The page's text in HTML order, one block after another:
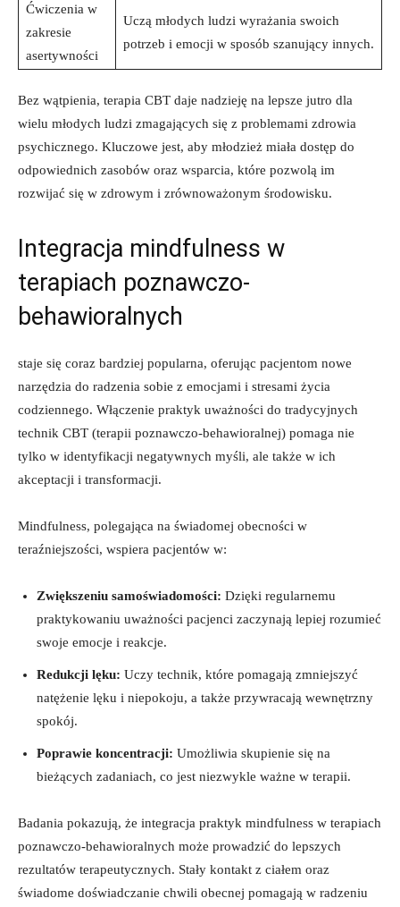
Ćwiczenia ‍w
zakresie
asertywności
Uczą młodych⁣ ludzi wyrażania swoich⁢
potrzeb i emocji w sposób‍ szanujący⁣ innych.
Bez ‍wątpienia, ‍terapia CBT daje nadzieję na lepsze​ jutro dla⁤
wielu młodych ludzi zmagających ​się z problemami zdrowia⁤
psychicznego. Kluczowe jest, ⁣aby młodzież miała ⁣dostęp do
odpowiednich zasobów oraz ⁣wsparcia, które pozwolą im
rozwijać się ⁢w zdrowym i⁤ zrównoważonym środowisku.
Integracja mindfulness w
⁣terapiach ​poznawczo-
behawioralnych
staje ‌się coraz bardziej⁤ popularna, oferując pacjentom nowe
narzędzia do radzenia sobie z emocjami i‌ stresami życia
codziennego. ‍Włączenie⁣ praktyk uważności​ do tradycyjnych
‍technik CBT ​(terapii poznawczo-behawioralnej) pomaga nie
⁣tylko w identyfikacji negatywnych⁣ myśli, ale także ‍w ich
akceptacji i transformacji.
Mindfulness, polegająca na świadomej obecności w
teraźniejszości, wspiera pacjentów w:
Zwiększeniu samoświadomości: Dzięki regularnemu
praktykowaniu‍ uważności pacjenci zaczynają lepiej rozumieć
swoje emocje i​ reakcje.
Redukcji ​lęku: Uczy ⁤technik, które pomagają⁢ zmniejszyć
natężenie lęku i niepokoju, a także przywracają​ wewnętrzny
spokój.
Poprawie koncentracji: Umożliwia skupienie się​ na
bieżących zadaniach, co ‌jest niezwykle ważne w terapii.
Badania pokazują, że integracja ​praktyk mindfulness w terapiach
poznawczo-behawioralnych‍ może prowadzić do ⁣lepszych
rezultatów terapeutycznych. Stały kontakt z ciałem oraz
świadome⁣ doświadczanie chwili obecnej pomagają w radzeniu